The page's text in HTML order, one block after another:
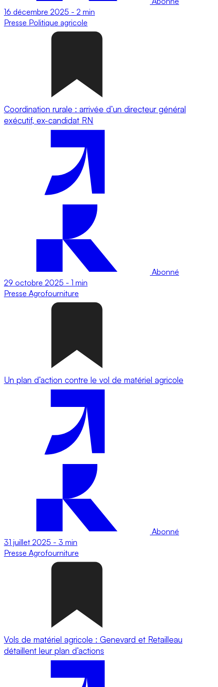
16 décembre 2025 - 2 min
Presse Politique agricole
Coordination rurale : arrivée d’un directeur général
exécutif, ex-candidat RN
Abonné
29 octobre 2025 - 1 min
Presse Agrofourniture
Un plan d’action contre le vol de matériel agricole
Abonné
31 juillet 2025 - 3 min
Presse Agrofourniture
Vols de matériel agricole : Genevard et Retailleau
détaillent leur plan d’actions